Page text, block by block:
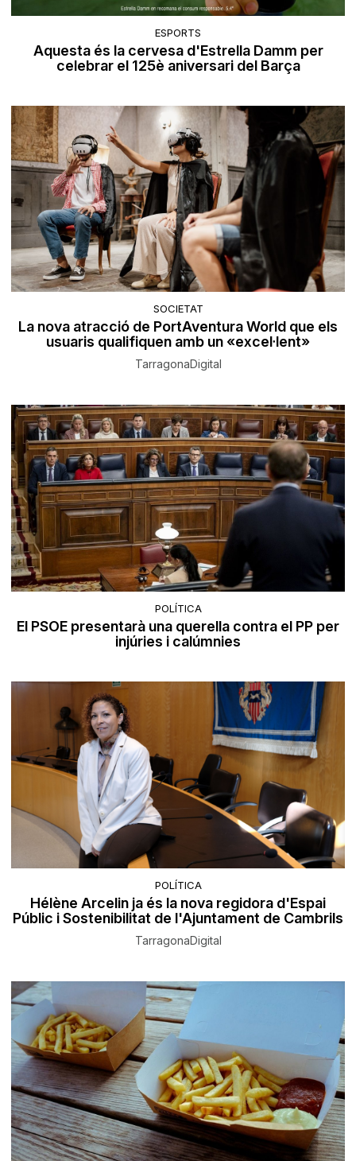
ESPORTS
Aquesta és la cervesa d'Estrella Damm per
celebrar el 125è aniversari del Barça
SOCIETAT
La nova atracció de PortAventura World que els
usuaris qualifiquen amb un «excel·lent»
TarragonaDigital
POLÍTICA
El PSOE presentarà una querella contra el PP per
injúries i calúmnies
POLÍTICA
Hélène Arcelin ja és la nova regidora d'Espai
Públic i Sostenibilitat de l'Ajuntament de Cambrils
TarragonaDigital